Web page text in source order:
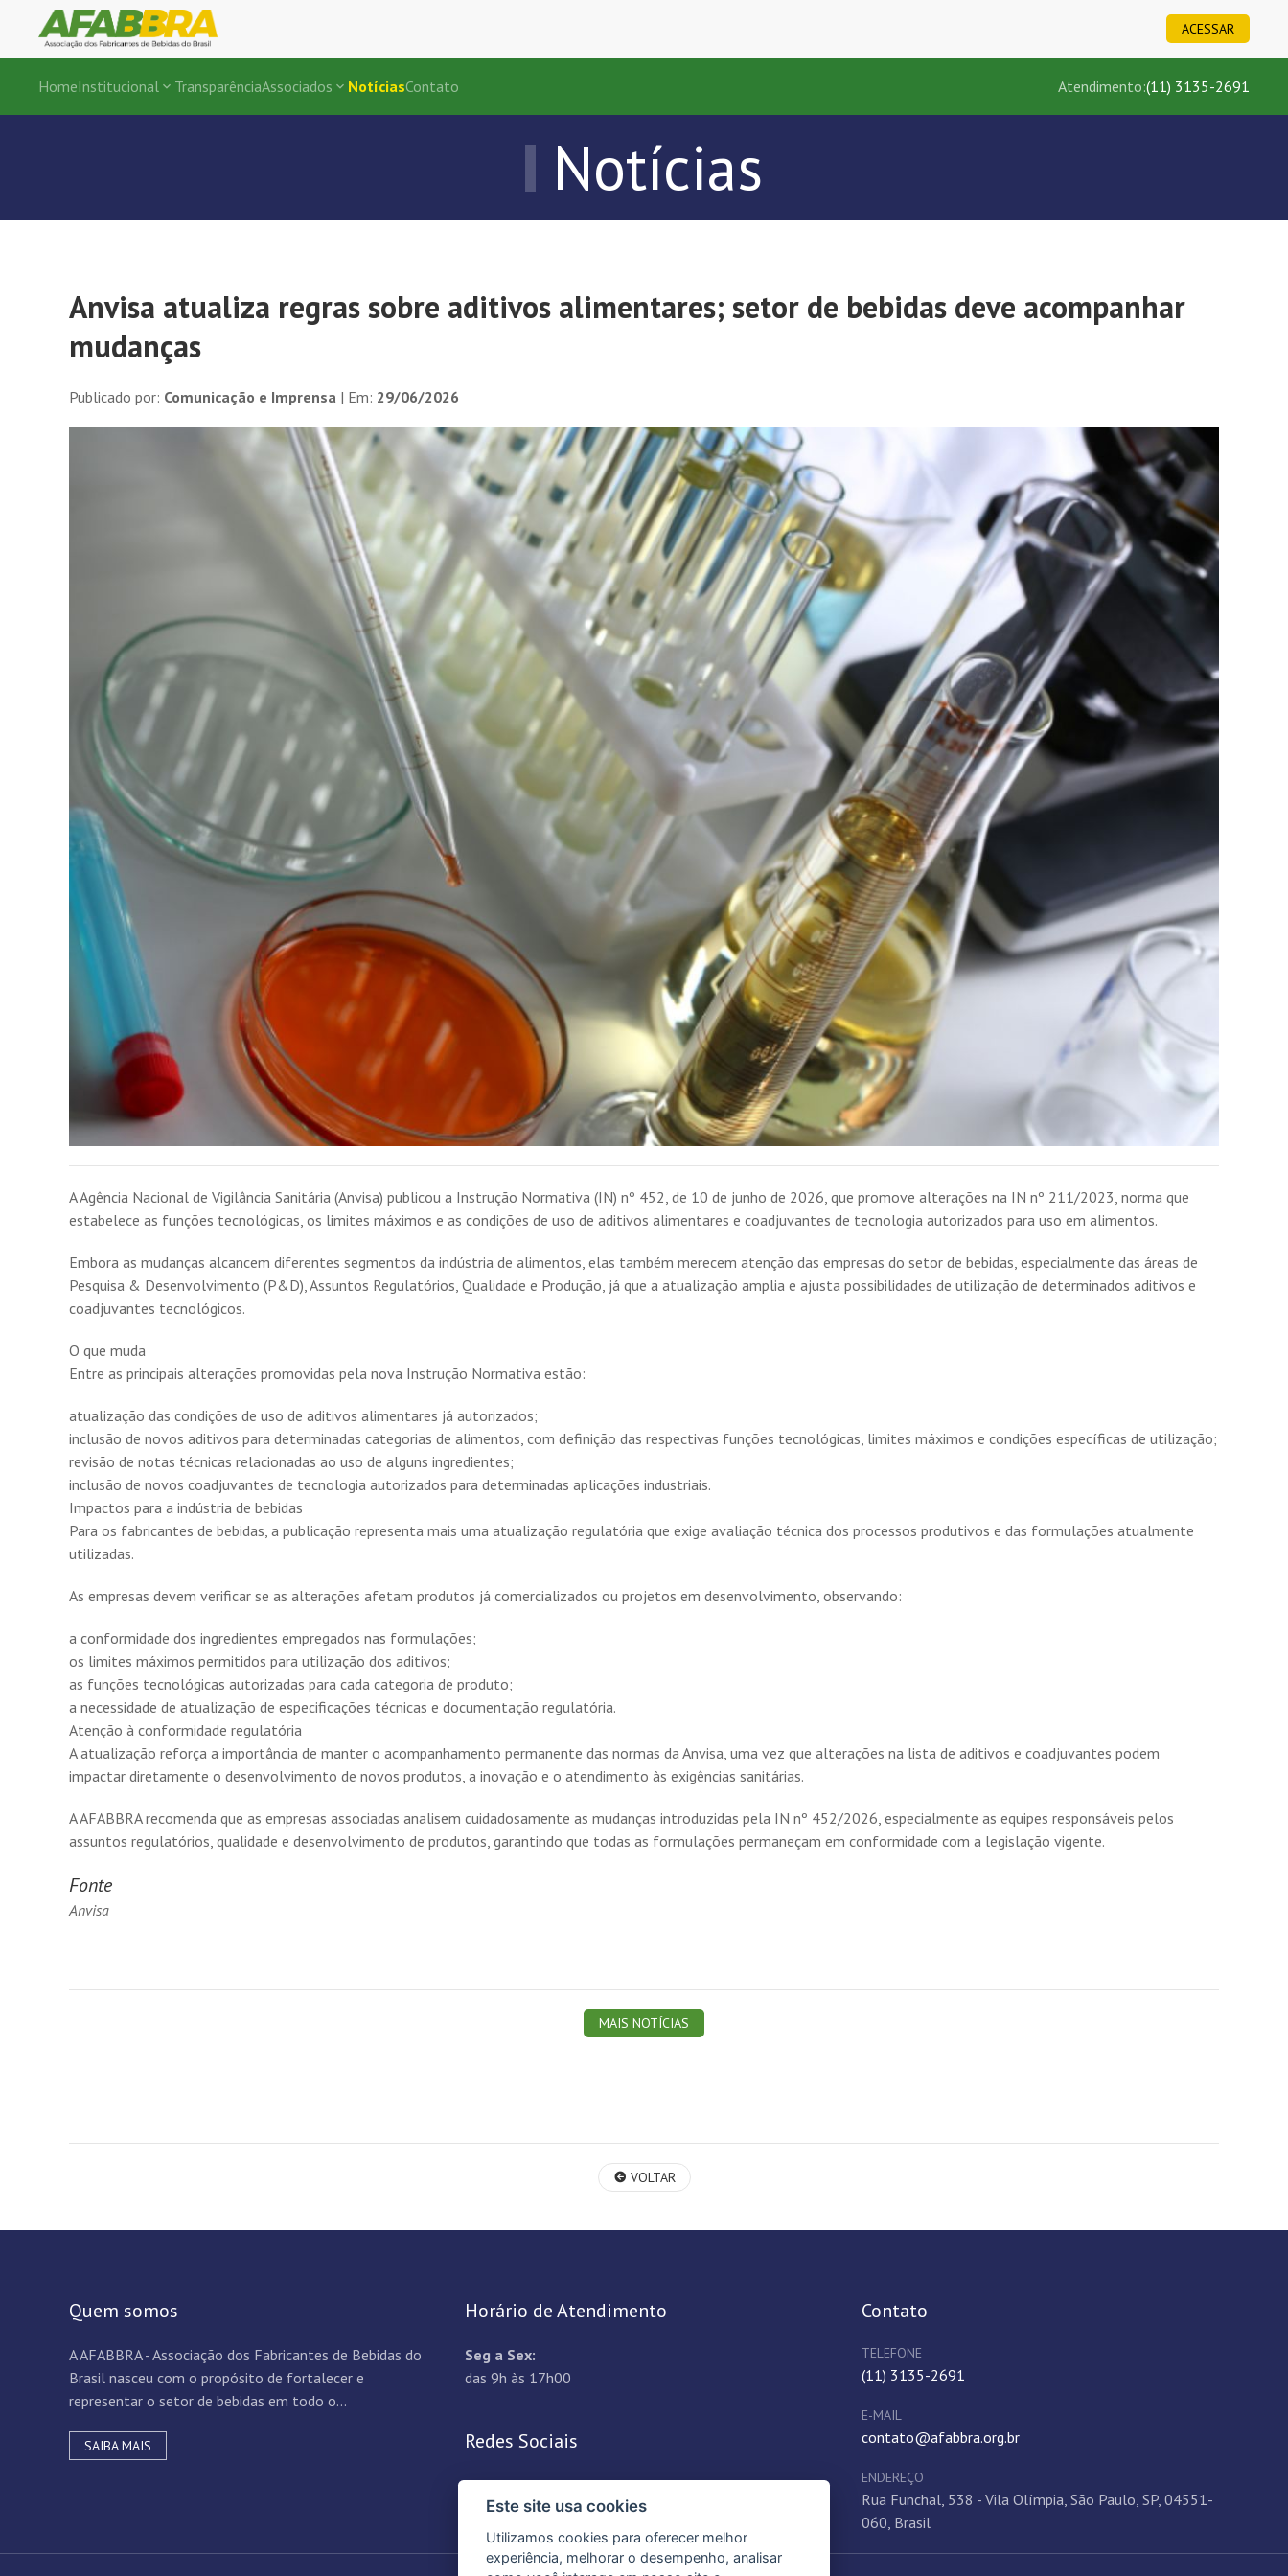
ACESSAR
HomeInstitucional TransparênciaAssociados NotíciasContato Atendimento:(11) 3135-2691
Notícias
Anvisa atualiza regras sobre aditivos alimentares; setor de bebidas deve acompanhar
mudanças
Publicado por: Comunicação e Imprensa | Em: 29/06/2026
A Agência Nacional de Vigilância Sanitária (Anvisa) publicou a Instrução Normativa (IN) nº 452, de 10 de junho de 2026, que promove alterações na IN nº 211/2023, norma que
estabelece as funções tecnológicas, os limites máximos e as condições de uso de aditivos alimentares e coadjuvantes de tecnologia autorizados para uso em alimentos.
Embora as mudanças alcancem diferentes segmentos da indústria de alimentos, elas também merecem atenção das empresas do setor de bebidas, especialmente das áreas de
Pesquisa & Desenvolvimento (P&D), Assuntos Regulatórios, Qualidade e Produção, já que a atualização amplia e ajusta possibilidades de utilização de determinados aditivos e
coadjuvantes tecnológicos.
O que muda
Entre as principais alterações promovidas pela nova Instrução Normativa estão:
atualização das condições de uso de aditivos alimentares já autorizados;
inclusão de novos aditivos para determinadas categorias de alimentos, com definição das respectivas funções tecnológicas, limites máximos e condições específicas de utilização;
revisão de notas técnicas relacionadas ao uso de alguns ingredientes;
inclusão de novos coadjuvantes de tecnologia autorizados para determinadas aplicações industriais.
Impactos para a indústria de bebidas
Para os fabricantes de bebidas, a publicação representa mais uma atualização regulatória que exige avaliação técnica dos processos produtivos e das formulações atualmente
utilizadas.
As empresas devem verificar se as alterações afetam produtos já comercializados ou projetos em desenvolvimento, observando:
a conformidade dos ingredientes empregados nas formulações;
os limites máximos permitidos para utilização dos aditivos;
as funções tecnológicas autorizadas para cada categoria de produto;
a necessidade de atualização de especificações técnicas e documentação regulatória.
Atenção à conformidade regulatória
A atualização reforça a importância de manter o acompanhamento permanente das normas da Anvisa, uma vez que alterações na lista de aditivos e coadjuvantes podem
impactar diretamente o desenvolvimento de novos produtos, a inovação e o atendimento às exigências sanitárias.
A AFABBRA recomenda que as empresas associadas analisem cuidadosamente as mudanças introduzidas pela IN nº 452/2026, especialmente as equipes responsáveis pelos
assuntos regulatórios, qualidade e desenvolvimento de produtos, garantindo que todas as formulações permaneçam em conformidade com a legislação vigente.
Fonte
Anvisa
MAIS NOTÍCIAS
VOLTAR
Quem somos
A AFABBRA - Associação dos Fabricantes de Bebidas do
Brasil nasceu com o propósito de fortalecer e
representar o setor de bebidas em todo o...
SAIBA MAIS
Horário de Atendimento
Seg a Sex:
das 9h às 17h00
Redes Sociais
Contato
TELEFONE
(11) 3135-2691
E-MAIL
contato@afabbra.org.br
ENDEREÇO
Rua Funchal, 538 - Vila Olímpia, São Paulo, SP, 04551-
060, Brasil
Este site usa cookies
Utilizamos cookies para oferecer melhor
experiência, melhorar o desempenho, analisar